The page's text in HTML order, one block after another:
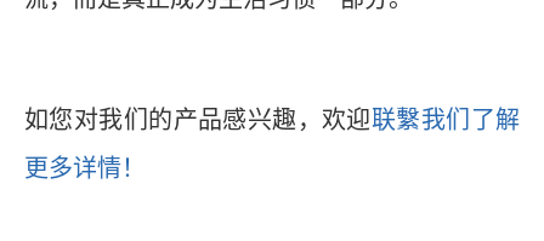
如您对我们的产品感兴趣，欢迎联繫我们了解
更多详情！